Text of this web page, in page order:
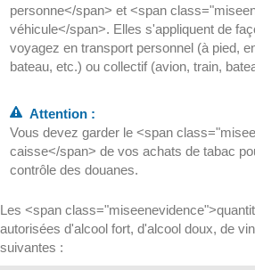
personne</span> et <span
véhicule</span>. Elles s'appliquent de
voyagez en transport personnel (à pied,
bateau, etc.) ou collectif (avion, train,
Attention :
Vous devez garder le <span
caisse</span> de vos achats de tabac
contrôle des douanes.
Les <span
autorisées d'alcool fort, d'alcool doux, de
suivantes :